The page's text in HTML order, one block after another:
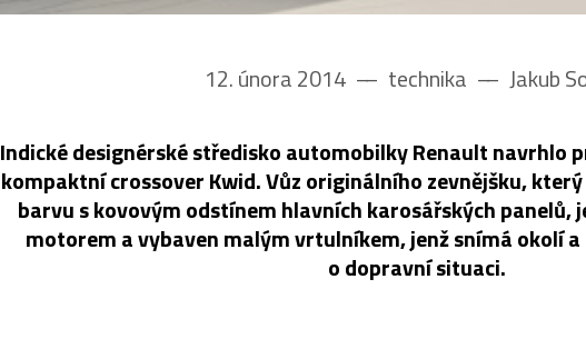
12. února 2014 –– technika –– Jakub
Indické designérské středisko automobilky Renault navrhlo
kompaktní crossover Kwid. Vůz originálního zevnějšku,
barvu s kovovým odstínem hlavních karosářských panelů,
motorem a vybaven malým vrtulníkem, jenž snímá okolí
o dopravní situaci.